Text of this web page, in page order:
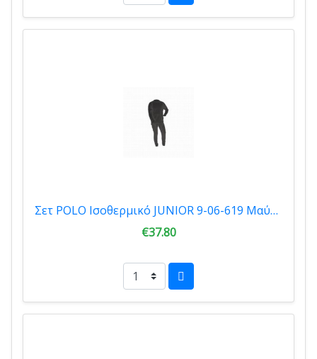
Σετ POLO Ισοθερμικό JUNIOR 9-06-619 Μαύρο
€37.80